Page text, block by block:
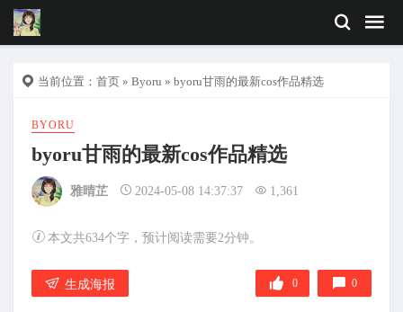
当前位置： 首页 » Byoru » byoru甘雨的最新cos作品精选
BYORU
byoru甘雨的最新cos作品精选
雅晴芷 2024-05-08 14:37:37 1,361
本文共634个字，预计阅读需要2分钟。
生成海报 0 0